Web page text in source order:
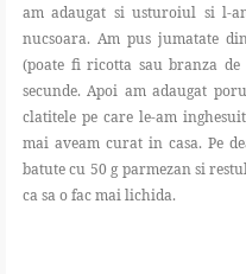
am adaugat si usturoiul si l-
nucsoara. Am pus jumatate
(poate fi ricotta sau branza
secunde. Apoi am adaugat
clatitele pe care le-am
mai aveam curat in casa. Pe
batute cu 50 g parmezan si
ca sa o fac mai lichida.